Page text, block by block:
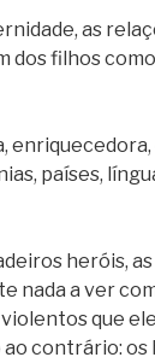
as
dos filhos
países,
heróis,
nada a ver
que
contrário: os